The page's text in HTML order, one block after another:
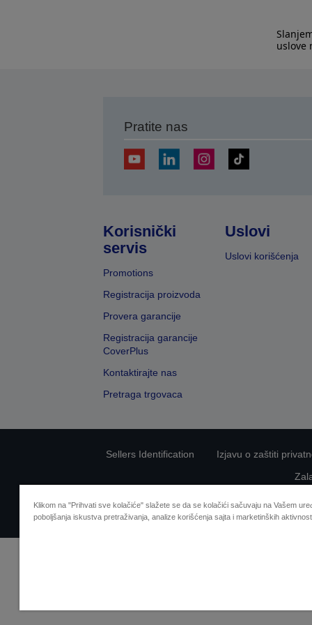
uslove
Pratite nas
Korisnički
servis
Promotions
Registracija proizvoda
Provera garancije
Registracija garancije
CoverPlus
Kontaktirajte nas
Pretraga trgovaca
Uslovi
Uslovi korišćenja
Sellers Identification Izjavu o zaštiti
Klikom na "Prihvati sve kolačiće" slažete se da se kolačići sačuvaju na Vašem
poboljšanja iskustva pretraživanja, analize korišćenja sajta i marketinških